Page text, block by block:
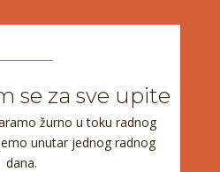
se za sve upite
žurno u toku radnog
unutar jednog radnog
dana.